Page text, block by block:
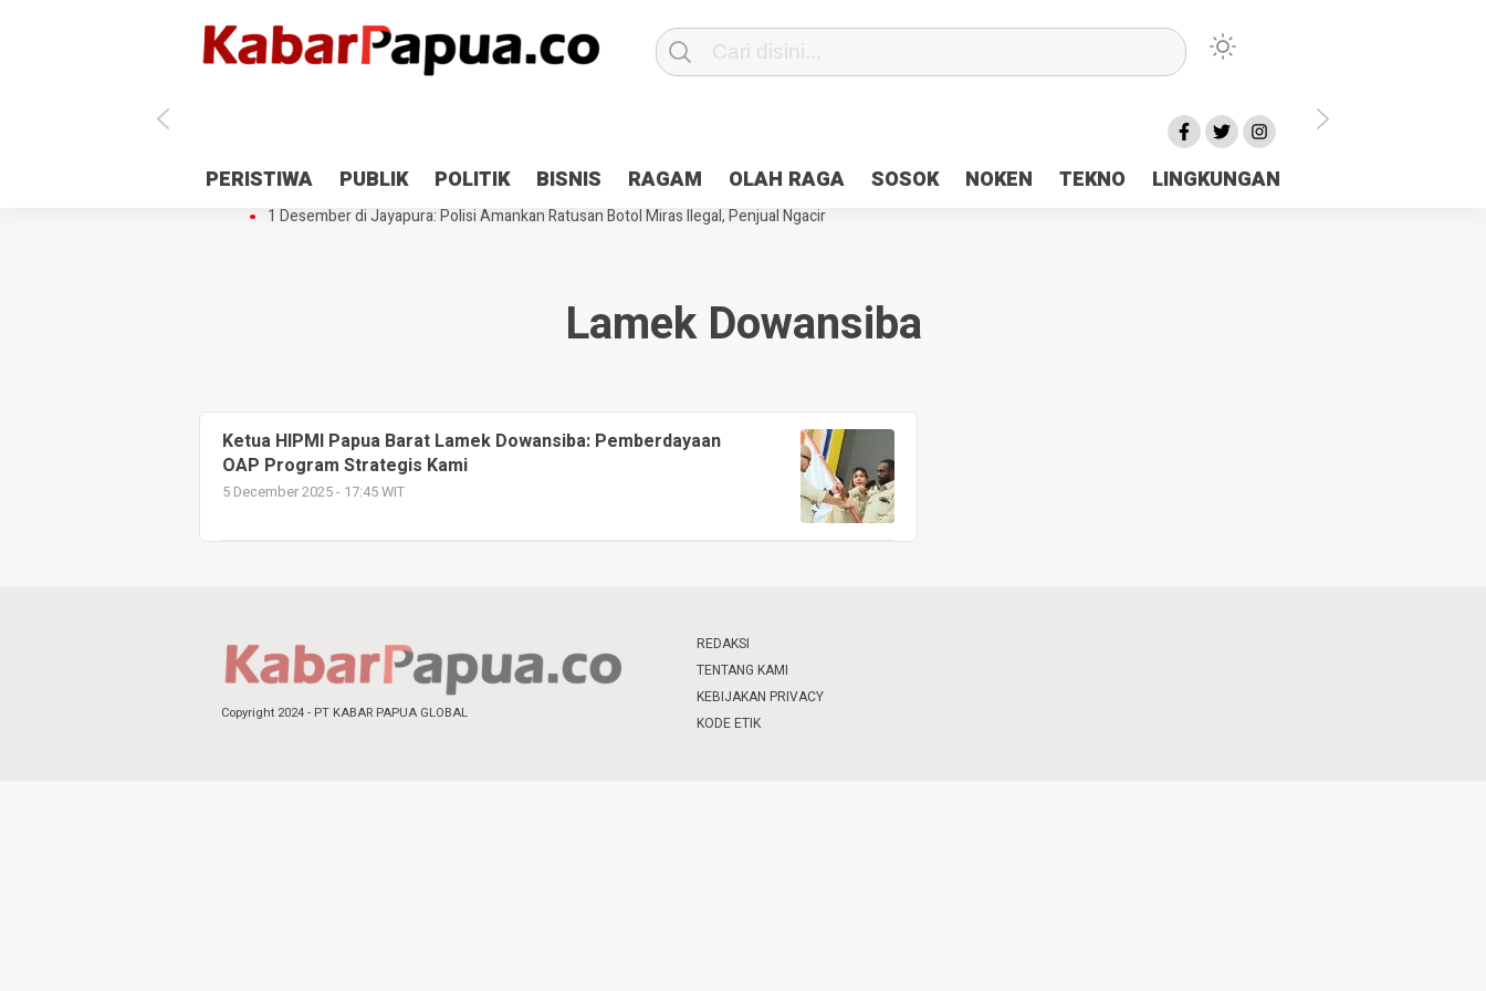
PERISTIWA PUBLIK POLITIK BISNIS RAGAM OLAH RAGA SOSOK NOKEN TEKNO LINGKUNGAN
Antisipasi 1 Desember, TNI Polri Patroli 2×24 jam di Kota Jayapura
Pesan Sejuk Polri di Deklarasi Pemilu Ceria Tanah Papua
Gedung Perpustakaan SMPN 5 Sentani Terbakar
Hibah Pilkada Jayapura Cair 10 Persen, Deposit Kas Daerah Rp23 Miliar Disorot
1 Desember di Jayapura: Polisi Amankan Ratusan Botol Miras Ilegal, Penjual Ngacir
Lamek Dowansiba
Ketua HIPMI Papua Barat Lamek Dowansiba: Pemberdayaan
OAP Program Strategis Kami
5 December 2025 - 17:45 WIT
Copyright 2024 - PT KABAR PAPUA GLOBAL
REDAKSI
TENTANG KAMI
KEBIJAKAN PRIVACY
KODE ETIK